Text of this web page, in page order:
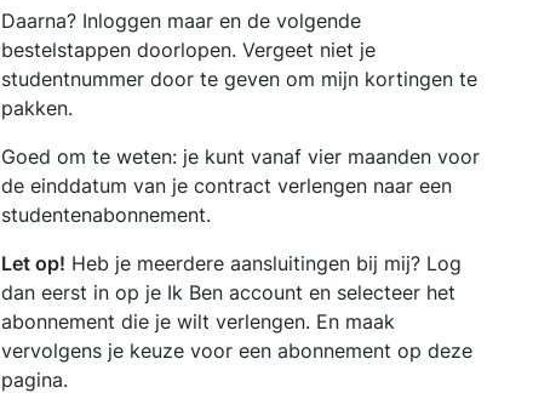
Daarna? Inloggen maar en de volgende
bestelstappen doorlopen. Vergeet niet je
studentnummer door te geven om mijn kortingen te
pakken.
Goed om te weten: je kunt vanaf vier maanden voor
de einddatum van je contract verlengen naar een
studentenabonnement.
Let op! Heb je meerdere aansluitingen bij mij? Log
dan eerst in op je Ik Ben account en selecteer het
abonnement die je wilt verlengen. En maak
vervolgens je keuze voor een abonnement op deze
pagina.